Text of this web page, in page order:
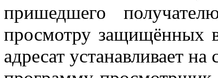
пришедшего
просмотру защищённых
адресат устанавливает